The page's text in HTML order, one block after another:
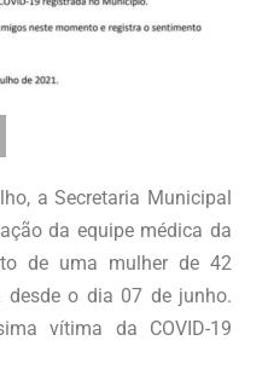
a Secretaria Municipal
da equipe médica da
de uma mulher de 42
desde o dia 07 de junho.
vítima da COVID-19